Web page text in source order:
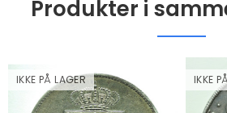
Produkter i
IKKE PÅ LAGER IKKE